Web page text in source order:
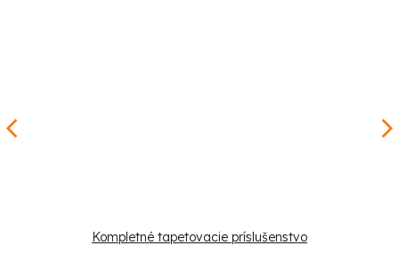
Kompletné tapetovacie príslušenstvo